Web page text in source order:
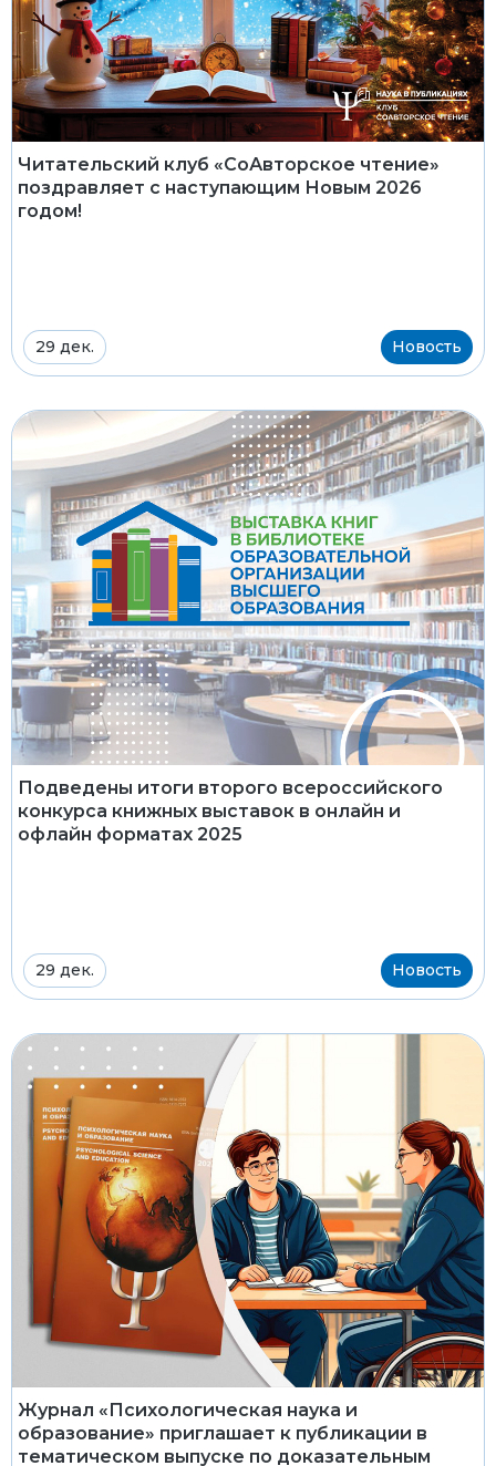
Читательский клуб «СоАвторское чтение»
поздравляет с наступающим Новым 2026
годом!
29 дек. Новость
Подведены итоги второго всероссийского
конкурса книжных выставок в онлайн и
офлайн форматах 2025
29 дек. Новость
Журнал «Психологическая наука и
образование» приглашает к публикации в
тематическом выпуске по доказательным